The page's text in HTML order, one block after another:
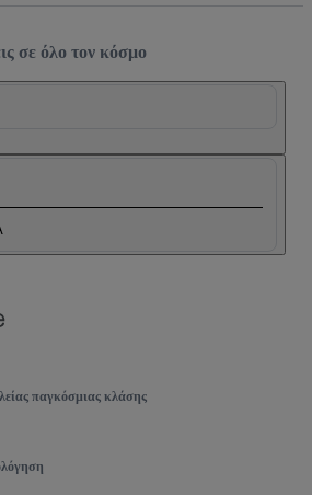
σε όλο τον κόσμο
παγκόσμιας κλάσης